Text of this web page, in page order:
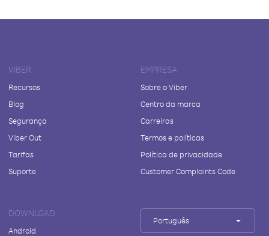
VIBER
Recursos
Blog
Segurança
Viber Out
Tarifas
Suporte
EMPRESA
Sobre o Viber
Centro da marca
Carreiras
Termos e políticas
Política de privacidade
Customer Complaints Code
DOWNLOAD
Android
Português